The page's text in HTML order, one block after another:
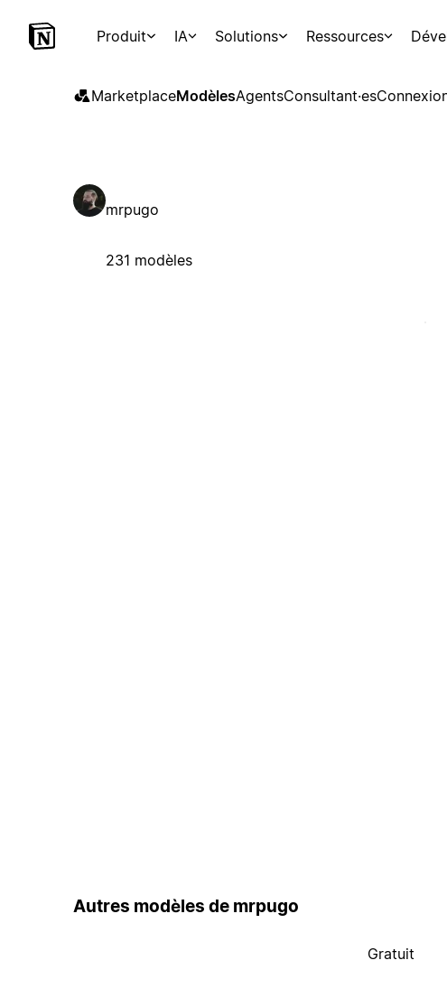
Produit IA Solutions Ressources
MarketplaceModèlesAgentsConsultant·es
mrpugo
231 modèles
Autres modèles de mrpugo
Gratuit